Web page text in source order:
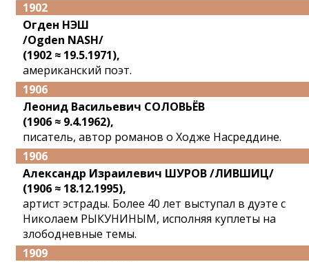
1902
Огден НЭШ
/Ogden NASH/
(1902 ≈ 19.5.1971),
американский поэт.
1906
Леонид Васильевич СОЛОВЬЁВ
(1906 ≈ 9.4.1962),
писатель, автор романов о Ходже Насреддине.
1906
Александр Израилевич ШУРОВ /ЛИВШИЦ/
(1906 ≈ 18.12.1995),
артист эстрады. Более 40 лет выступал в дуэте с
Николаем РЫКУНИНЫМ, исполняя куплеты на
злободневные темы.
1909